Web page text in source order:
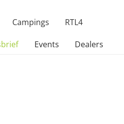
Campings RTL4
Events Dealers